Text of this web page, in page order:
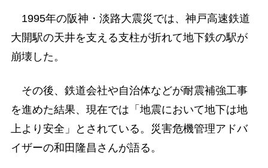
1995年の阪神・淡路大震災では、神戸高速鉄道
大開駅の天井を支える支柱が折れて地下鉄の駅が
崩壊した。
その後、鉄道会社や自治体などが耐震補強工事
を進めた結果、現在では「地震において地下は地
上より安全」とされている。災害危機管理アドバ
イザーの和田隆昌さんが語る。